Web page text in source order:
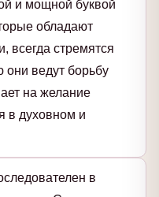
и мощной буквой
обладают
всегда стремятся
они ведут борьбу
на желание
в духовном и
в